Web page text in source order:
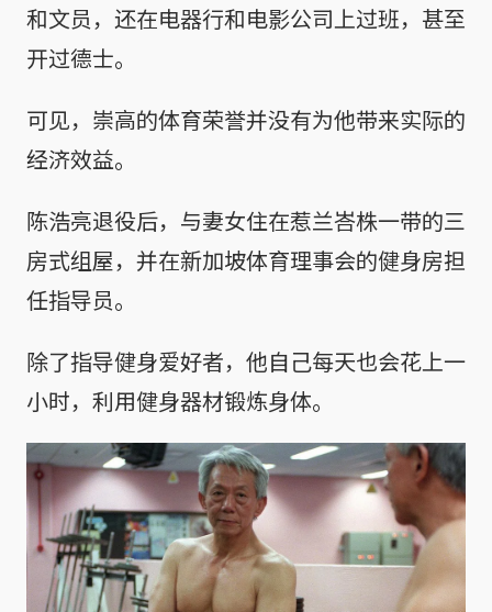
和文员，还在电器行和电影公司上过班，甚至
开过德士。
可见，崇高的体育荣誉并没有为他带来实际的
经济效益。
陈浩亮退役后，与妻女住在惹兰峇株一带的三
房式组屋，并在新加坡体育理事会的健身房担
任指导员。
除了指导健身爱好者，他自己每天也会花上一
小时，利用健身器材锻炼身体。